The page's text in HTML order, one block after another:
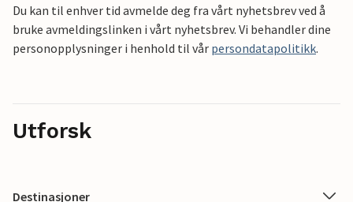
Du kan til enhver tid avmelde deg fra vårt nyhetsbrev ved å
bruke avmeldingslinken i vårt nyhetsbrev. Vi behandler dine
personopplysninger i henhold til vår persondatapolitikk.
Utforsk
Destinasjoner